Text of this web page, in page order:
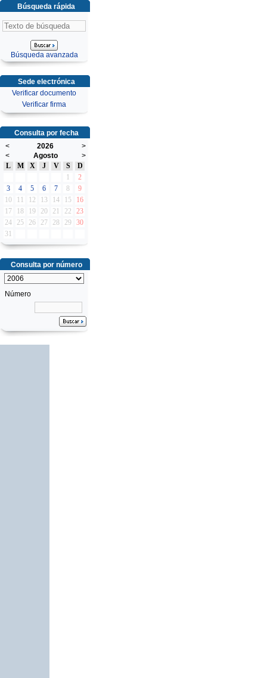
Búsqueda rápida
Búsqueda avanzada
Sede electrónica
Verificar documento
Verificar firma
Consulta por fecha
<
2026
>
<
Agosto
>
L
M X J V S
D
1
2
3
4 5 6 7 8
9
10
11 12 13 14 15
16
17
18 19 20 21 22
23
24
25 26 27 28 29 30
31
Consulta por número
Número